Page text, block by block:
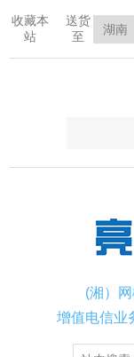
收藏本
站
送货
至
(湘）
增值电信业